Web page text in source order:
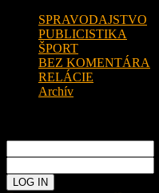
SPRAVODAJSTVO
PUBLICISTIKA
ŠPORT
BEZ KOMENTÁRA
RELÁCIE
Archív